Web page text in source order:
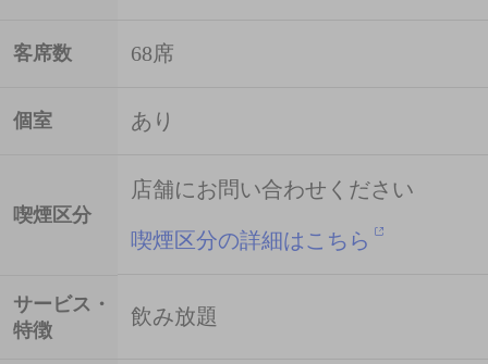
客席数 68席
個室 あり
喫煙区分
店舗にお問い合わせください
喫煙区分の詳細はこちら
サービス・
特徴
飲み放題